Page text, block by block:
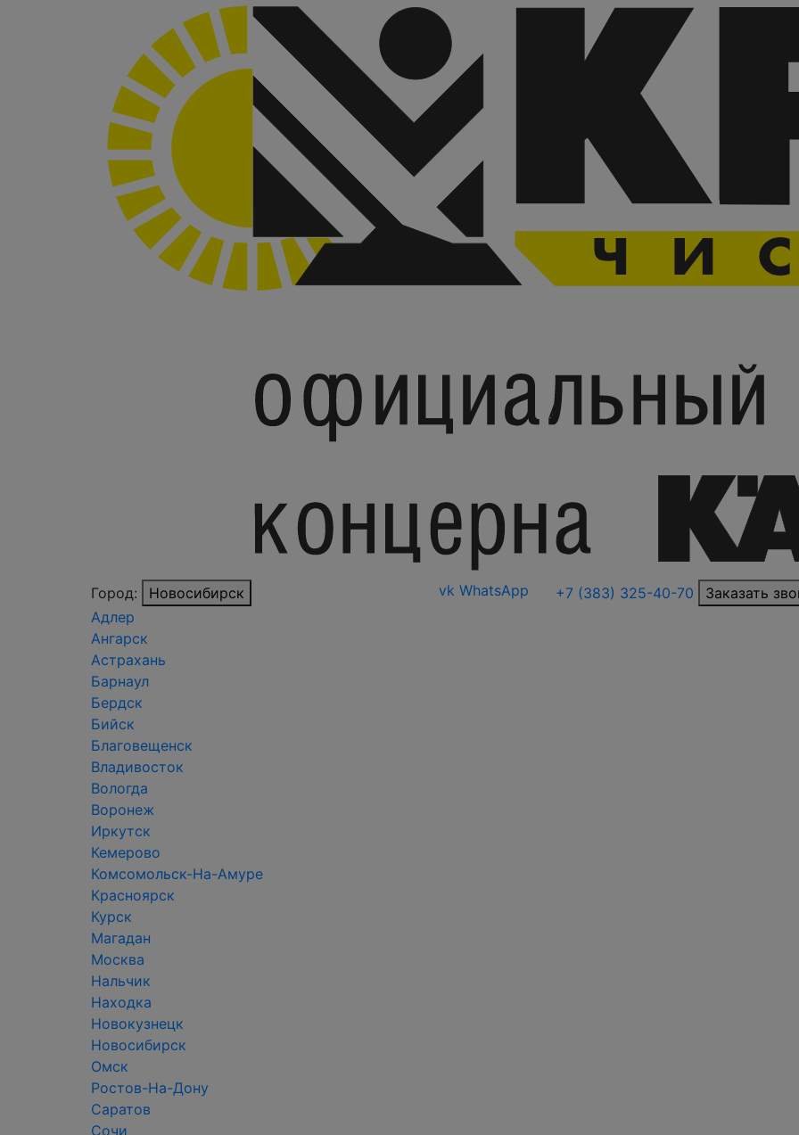
Город:
Новосибирск
Адлер
Ангарск
Астрахань
Барнаул
Бердск
Бийск
Благовещенск
Владивосток
Вологда
Воронеж
Иркутск
Кемерово
Комсомольск-На-Амуре
Красноярск
Курск
Магадан
Москва
Нальчик
Находка
Новокузнецк
Новосибирск
Омск
Ростов-На-Дону
Саратов
Сочи
vk WhatsApp +7 (383) 325-40-70 Заказать